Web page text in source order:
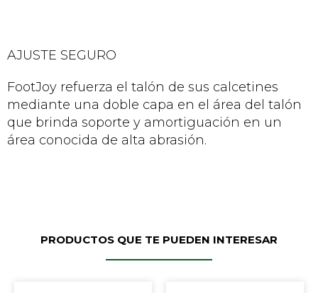
AJUSTE SEGURO
FootJoy refuerza el talón de sus calcetines
mediante una doble capa en el área del talón
que brinda soporte y amortiguación en un
área conocida de alta abrasión.
PRODUCTOS QUE TE PUEDEN INTERESAR